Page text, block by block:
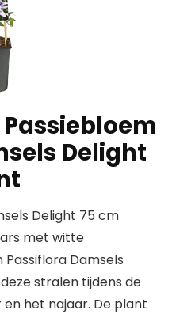
Delight
Delight 75 cm
met witte
Passiflora Damsels
stralen tijdens de
het najaar. De plant